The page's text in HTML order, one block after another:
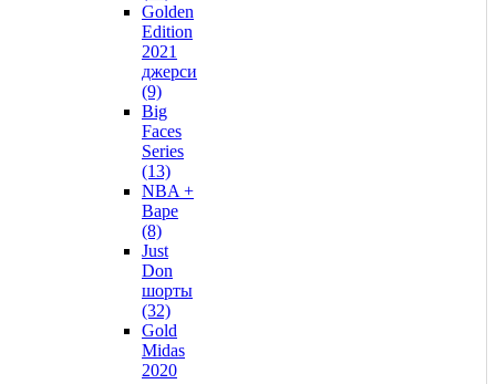
Golden
Edition
2021
джерси
(9)
Big
Faces
Series
(13)
NBA +
Bape
(8)
Just
Don
шорты
(32)
Gold
Midas
2020